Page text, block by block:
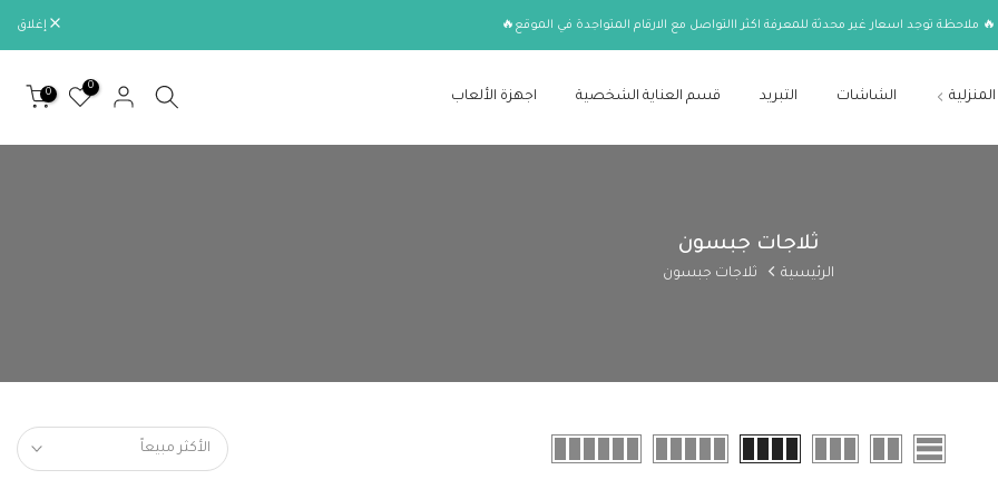
🔥 ملاحظة توجد اسعار غير محدثة للمعرفة اكثر االتواصل مع الارقام المتواجدة في الموقع🔥 إغلاق
الشاشات التبريد قسم العناية الشخصية اجهزة الألعاب
0
0
ثلاجات جبسون
الرئيسية ثلاجات جبسون
الأكثر مبيعاً